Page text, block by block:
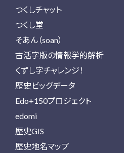
つくしチャット
つくし堂
そあん（soan）
古活字版の情報学的解析
くずし字チャレンジ！
歴史ビッグデータ
Edo+150プロジェクト
edomi
歴史GIS
歴史地名マップ